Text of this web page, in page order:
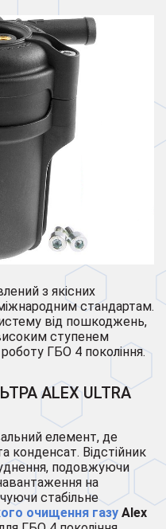
з якісних
стандартам.
від пошкоджень,
ступенем
ГБО 4 покоління.
ALEX ULTRA
елемент, де
конденсат. Відстійник
подовжуючи
на
стабільне
очищення газу Alex